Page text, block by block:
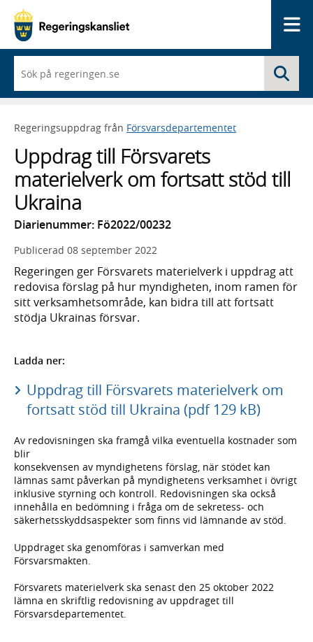
du
börjar
skriva
framträder
lista
med
sökförslag
Regeringsuppdrag från Försvarsdepartementet
Uppdrag till Försvarets
materielverk om fortsatt stöd till
Ukraina
Diarienummer: Fö2022/00232
Publicerad 08 september 2022
Regeringen ger Försvarets materielverk i uppdrag att
redovisa förslag på hur myndigheten, inom ramen för
sitt verksamhetsområde, kan bidra till att fortsatt
stödja Ukrainas försvar.
Ladda ner:
Uppdrag till Försvarets materielverk om
fortsatt stöd till Ukraina (pdf 129 kB)
Av redovisningen ska framgå vilka eventuella kostnader som
blir
konsekvensen av myndighetens förslag, när stödet kan
lämnas samt påverkan på myndighetens verksamhet i övrigt
inklusive styrning och kontroll. Redovisningen ska också
innehålla en bedömning i fråga om de sekretess- och
säkerhetsskyddsaspekter som finns vid lämnande av stöd.
Uppdraget ska genomföras i samverkan med
Försvarsmakten.
Försvarets materielverk ska senast den 25 oktober 2022
lämna en skriftlig redovisning av uppdraget till
Försvarsdepartementet.